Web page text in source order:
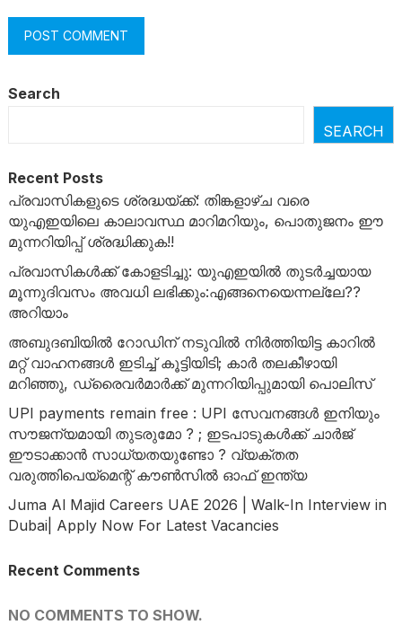
Search
SEARCH
Recent Posts
പ്രവാസികളുടെ ശ്രദ്ധയ്ക്ക്: തിങ്കളാഴ്ച വരെ
യുഎഇയിലെ കാലാവസ്ഥ മാറിമറിയും, പൊതുജനം ഈ
മുന്നറിയിപ്പ് ശ്രദ്ധിക്കുക!!
പ്രവാസികൾക്ക് കോളടിച്ചു: യുഎഇയിൽ തുടർച്ചയായ
മൂന്നുദിവസം അവധി ലഭിക്കും:എങ്ങനെയെന്നല്ലേ??
അറിയാം
അബുദബിയിൽ റോഡിന് നടുവിൽ നിർത്തിയിട്ട കാറിൽ
മറ്റ് വാഹനങ്ങൾ ഇടിച്ച് കൂട്ടിയിടി; കാർ തലകീഴായി
മറിഞ്ഞു, ഡ്രൈവർമാർക്ക് മുന്നറിയിപ്പുമായി പൊലിസ്
UPI payments remain free : UPI സേവനങ്ങൾ ഇനിയും
സൗജന്യമായി തുടരുമോ ? ; ഇടപാടുകൾക്ക് ചാർജ്
ഈടാക്കാൻ സാധ്യതയുണ്ടോ ? വ്യക്തത
വരുത്തിപെയ്മെന്റ് കൗൺസിൽ ഓഫ് ഇന്ത്യ
Juma Al Majid Careers UAE 2026 | Walk-In Interview in
Dubai| Apply Now For Latest Vacancies
Recent Comments
NO COMMENTS TO SHOW.